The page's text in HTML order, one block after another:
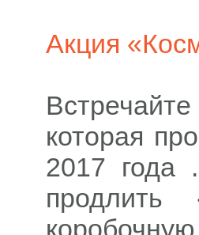
Акция
которая
2017 года